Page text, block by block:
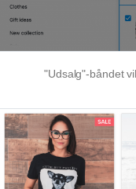
"Udsalg"-båndet